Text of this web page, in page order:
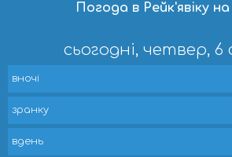
Погода в Рейк'явіку на
сьогодні, четвер, 6
вночі
зранку
вдень